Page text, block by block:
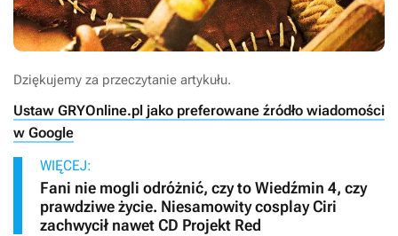
Dziękujemy za przeczytanie artykułu.
Ustaw GRYOnline.pl jako preferowane źródło wiadomości
w Google
WIĘCEJ:
Fani nie mogli odróżnić, czy to Wiedźmin 4, czy
prawdziwe życie. Niesamowity cosplay Ciri
zachwycił nawet CD Projekt Red